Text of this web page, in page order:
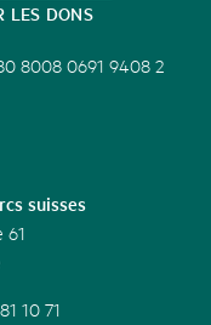
LES DONS
8008 0691 9408 2
suisses
61
10 71